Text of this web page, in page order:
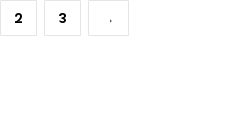
2 3 →